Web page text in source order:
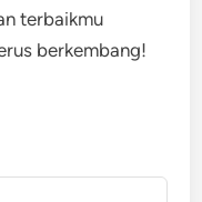
terbaikmu
berkembang!